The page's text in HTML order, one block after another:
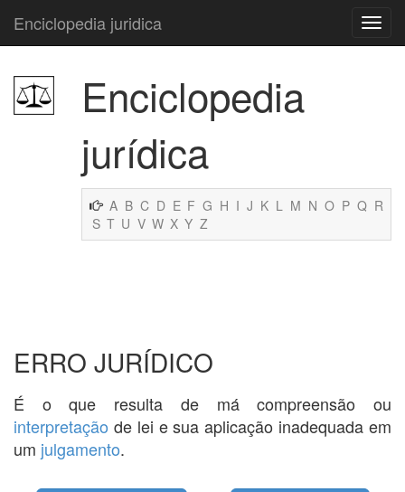
Enciclopedia juridica
Enciclopedia
jurídica
A B C D E F G H I J K L M N O P Q R
S T U V W X Y Z
ERRO JURÍDICO
É o que resulta de má compreensão ou
interpretação de lei e sua aplicação inadequada em
um julgamento.